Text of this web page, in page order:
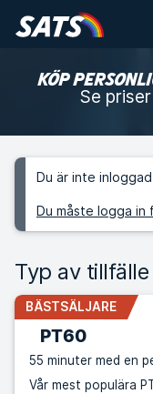
KÖP
Se
Du är inte
Du måste logga
Typ av tillfälle
PT60
BÄSTSÄLJARE
55 minuter med en
Vår mest populära